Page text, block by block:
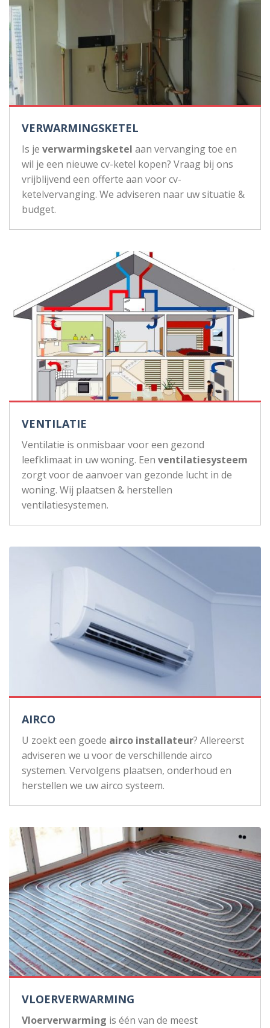
VERWARMINGSKETEL
Is je verwarmingsketel aan vervanging toe en
wil je een nieuwe cv-ketel kopen? Vraag bij ons
vrijblijvend een offerte aan voor cv-
ketelvervanging. We adviseren naar uw situatie &
budget.
VENTILATIE
Ventilatie is onmisbaar voor een gezond
leefklimaat in uw woning. Een ventilatiesysteem
zorgt voor de aanvoer van gezonde lucht in de
woning. Wij plaatsen & herstellen
ventilatiesystemen.
AIRCO
U zoekt een goede airco installateur? Allereerst
adviseren we u voor de verschillende airco
systemen. Vervolgens plaatsen, onderhoud en
herstellen we uw airco systeem.
VLOERVERWARMING
Vloerverwarming is één van de meest